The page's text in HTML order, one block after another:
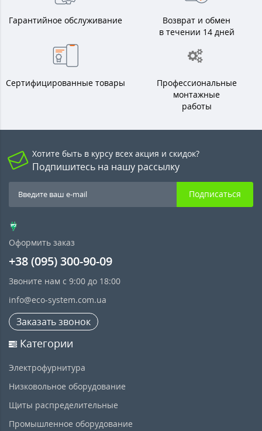
Гарантийное обслуживание
Возврат и обмен
в течении 14 дней
Сертифицированные товары
Профессиональные
монтажные
работы
Хотите быть в курсу всех акция и скидок?
Подпишитесь на нашу рассылку
Подписаться
Оформить заказ
+38 (095) 300-90-09
Звоните нам с 9:00 до 18:00
info@eco-system.com.ua
Заказать звонок
Категории
Электрофурнитура
Низковольное оборудование
Щиты распределительные
Промышленное оборудование